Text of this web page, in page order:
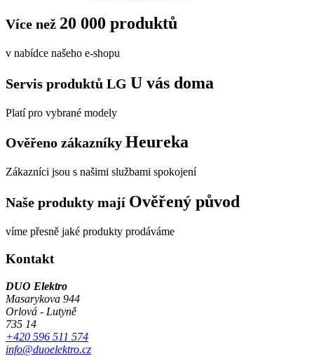
Více než 20 000 produktů
v nabídce našeho e-shopu
Servis produktů LG U vás doma
Platí pro vybrané modely
Ověřeno zákazníky Heureka
Zákazníci jsou s našimi službami spokojení
Naše produkty mají Ověřený původ
víme přesně jaké produkty prodáváme
Kontakt
DUO Elektro
Masarykova 944
Orlová - Lutyně
735 14
+420 596 511 574
info@duoelektro.cz